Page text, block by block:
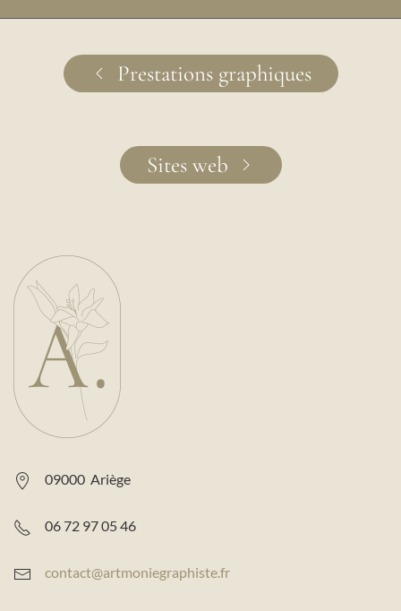
Prestations graphiques
Sites web
09000 Ariège
06 72 97 05 46
contact@artmoniegraphiste.fr